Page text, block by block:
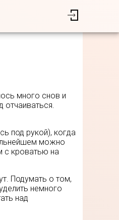
много снов и
под рукой), когда
можно
с кроватью на
Подумать о том,
немного
над